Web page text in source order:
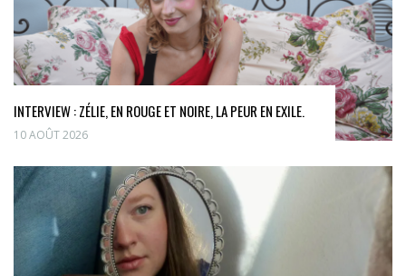
INTERVIEW : ZÉLIE, EN ROUGE ET NOIRE, LA PEUR EN EXILE.
10 AOÛT 2026